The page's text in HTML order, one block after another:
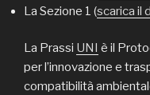
La Sezione 1 (scarica il
La Prassi UNI è il
per l’innovazione e
compatibilità